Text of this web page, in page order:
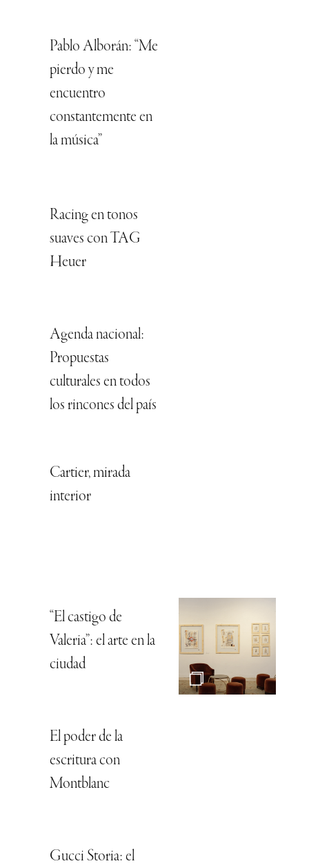
Pablo Alborán: “Me
pierdo y me
encuentro
constantemente en
la música”
Racing en tonos
suaves con TAG
Heuer
Agenda nacional:
Propuestas
culturales en todos
los rincones del país
Cartier, mirada
interior
“El castigo de
Valeria”: el arte en la
ciudad
El poder de la
escritura con
Montblanc
Gucci Storia: el